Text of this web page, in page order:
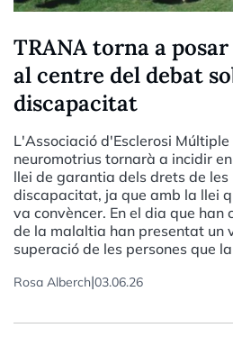
TRANA torna a
al centre del debat
discapacitat
L'Associació d'Esclerosi
neuromotrius tornarà a incidir
llei de garantia dels drets de les
discapacitat, ja que amb la llei
va convèncer. En el dia que
de la malaltia han presentat un
superació de les persones que
Rosa Alberch|03.06.26